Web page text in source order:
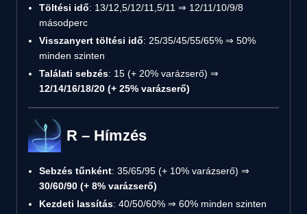
Töltési idő: 13/12,5/12/11,5/11 ⇒ 12/11/10/9/8
másodperc
Visszanyert töltési idő: 25/35/45/55/65% ⇒ 50%
minden szinten
Találati sebzés: 15 (+ 20% varázserő) ⇒
12/14/16/18/20 (+ 25% varázserő)
R – Hímzés
Sebzés tűnként: 35/65/95 (+ 10% varázserő) ⇒
30/60/90 (+ 8% varázserő)
Kezdeti lassítás: 40/50/60% ⇒ 60% minden szinten